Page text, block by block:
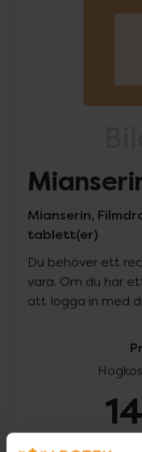
Mianserin,
tablett(er)
Du behöver ett
vara. Om du har
att logga in med